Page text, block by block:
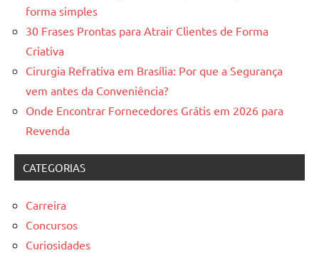
forma simples
30 Frases Prontas para Atrair Clientes de Forma
Criativa
Cirurgia Refrativa em Brasília: Por que a Segurança
vem antes da Conveniência?
Onde Encontrar Fornecedores Grátis em 2026 para
Revenda
CATEGORIAS
Carreira
Concursos
Curiosidades